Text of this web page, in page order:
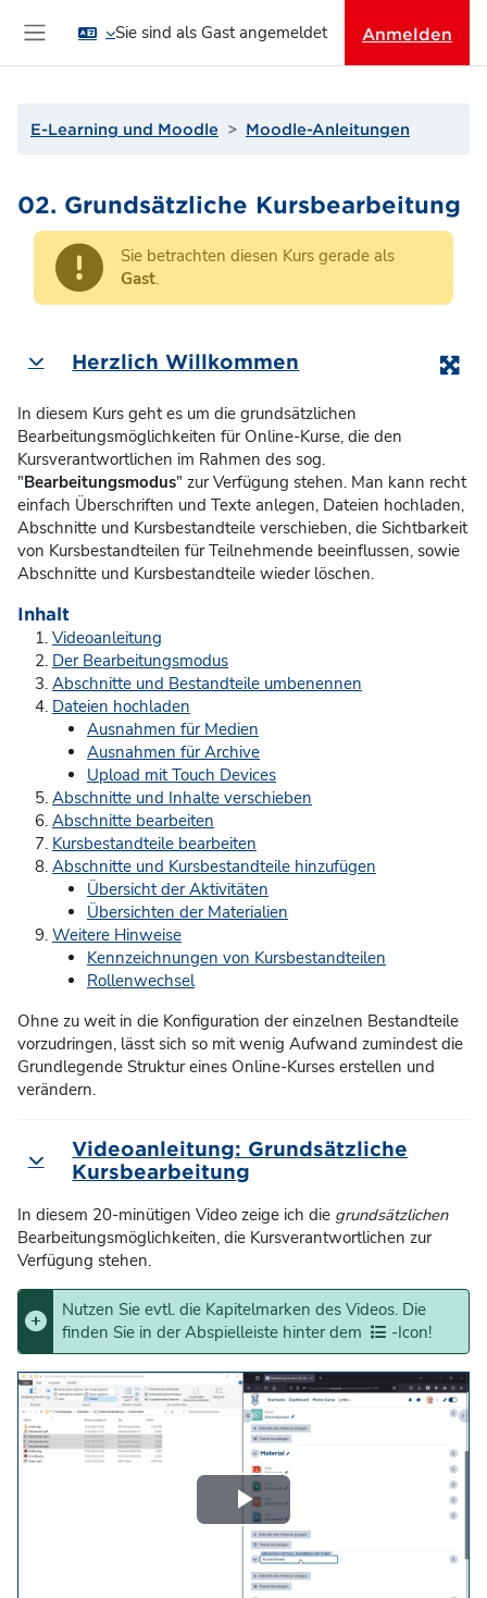
Sie sind als Gast angemeldet Anmelden
E-Learning und Moodle Moodle-Anleitungen
02. Grundsätzliche Kursbearbeitung
Sie betrachten diesen Kurs gerade als
Gast.
Abschnittsübersicht
EinklappenHerzlich Willkommen
In diesem Kurs geht es um die grundsätzlichen
Bearbeitungsmöglichkeiten für Online-Kurse, die den
Kursverantwortlichen im Rahmen des sog.
"Bearbeitungsmodus" zur Verfügung stehen. Man kann recht
einfach Überschriften und Texte anlegen, Dateien hochladen,
Abschnitte und Kursbestandteile verschieben, die Sichtbarkeit
von Kursbestandteilen für Teilnehmende beeinflussen, sowie
Abschnitte und Kursbestandteile wieder löschen.
Inhalt
Videoanleitung
Der Bearbeitungsmodus
Abschnitte und Bestandteile umbenennen
Dateien hochladen
Ausnahmen für Medien
Ausnahmen für Archive
Upload mit Touch Devices
Abschnitte und Inhalte verschieben
Abschnitte bearbeiten
Kursbestandteile bearbeiten
Abschnitte und Kursbestandteile hinzufügen
Übersicht der Aktivitäten
Übersichten der Materialien
Weitere Hinweise
Kennzeichnungen von Kursbestandteilen
Rollenwechsel
Ohne zu weit in die Konfiguration der einzelnen Bestandteile
vorzudringen, lässt sich so mit wenig Aufwand zumindest die
Grundlegende Struktur eines Online-Kurses erstellen und
verändern.
Einklappen
Videoanleitung: Grundsätzliche
Kursbearbeitung
In diesem 20-minütigen Video zeige ich die grundsätzlichen
Bearbeitungsmöglichkeiten, die Kursverantwortlichen zur
Verfügung stehen.
Nutzen Sie evtl. die Kapitelmarken des Videos. Die
finden Sie in der Abspielleiste hinter dem
-Icon!
Video
abspielen